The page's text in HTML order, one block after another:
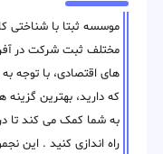
موسسه ثبتا با شناختی
مختلف ثبت شرکت در
های اقتصادی، با توجه
که دارید، بهترین
به شما کمک می کند تا
راه اندازی کنید . این